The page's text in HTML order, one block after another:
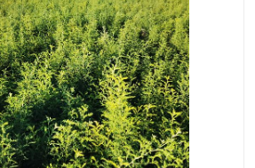
白刺苗
红柳苗
柽柳苗
四翅滨藜